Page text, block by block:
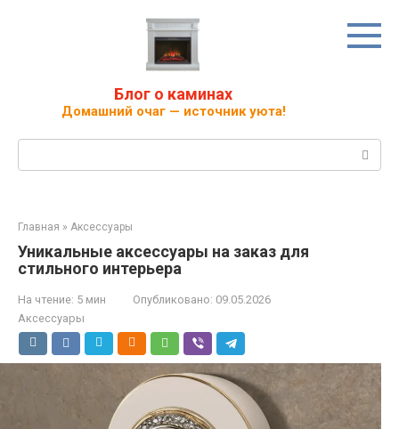
Блог о каминах
Домашний очаг — источник уюта!
Главная » Аксессуары
Уникальные аксессуары на заказ для
стильного интерьера
На чтение: 5 мин Опубликовано: 09.05.2026
Аксессуары